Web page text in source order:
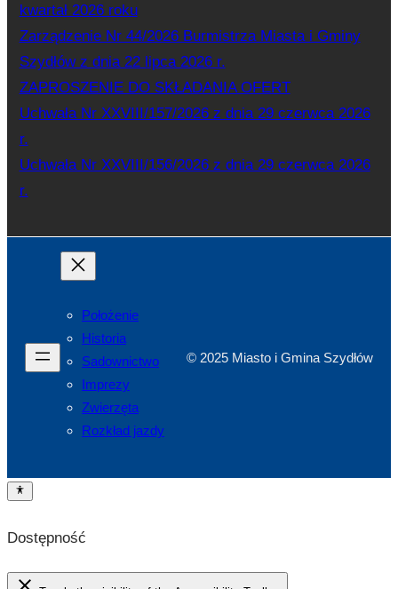
kwartał 2026 roku
Zarządzenie Nr 44/2026 Burmistrza Miasta i Gminy
Szydłów z dnia 22 lipca 2026 r.
ZAPROSZENIE DO SKŁADANIA OFERT
Uchwała Nr XXVIII/157/2026 z dnia 29 czerwca 2026
r.
Uchwała Nr XXVIII/156/2026 z dnia 29 czerwca 2026
r.
Położenie
Historia
Sadownictwo
Imprezy
Zwierzęta
Rozkład jazdy
© 2025 Miasto i Gmina Szydłów
Dostępność